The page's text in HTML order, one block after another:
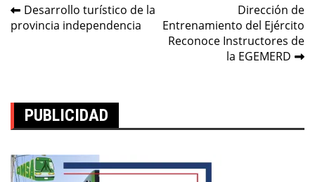
Navegación
de
Desarrollo turístico de la
provincia independencia
Dirección de
Entrenamiento del Ejército
Reconoce Instructores de
la EGEMERD
PUBLICIDAD